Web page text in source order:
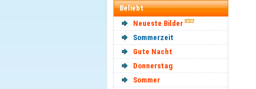
Beliebt
Neueste Bilder
Sommerzeit
Gute Nacht
Donnerstag
Sommer